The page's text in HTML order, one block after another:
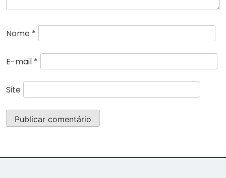
Nome *
E-mail *
Site